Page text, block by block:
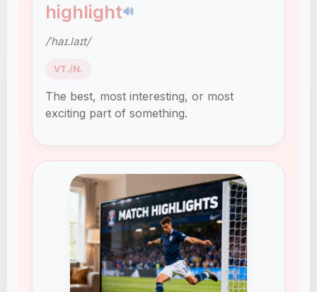
highlight🔊
/ˈhaɪ.laɪt/
VT./N.
The best, most interesting, or most
exciting part of something.